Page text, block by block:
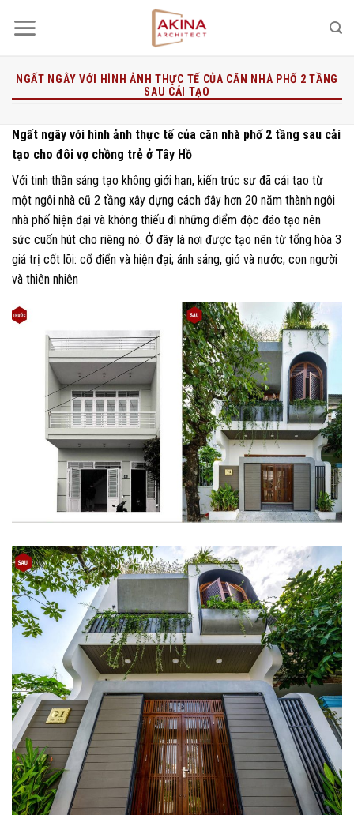
qua
NGẤT NGÂY VỚI HÌNH ẢNH THỰC TẾ CỦA CĂN NHÀ PHỐ 2 TẦNG
SAU CẢI TẠO
Ngất ngây với hình ảnh thực tế của căn nhà phố 2 tầng sau cải
tạo cho đôi vợ chồng trẻ ở Tây Hồ
Với tinh thần sáng tạo không giới hạn, kiến trúc sư đã cải tạo từ
một ngôi nhà cũ 2 tầng xây dựng cách đây hơn 20 năm thành ngôi
nhà phố hiện đại và không thiếu đi những điểm độc đáo tạo nên
sức cuốn hút cho riêng nó. Ở đây là nơi được tạo nên từ tổng hòa 3
giá trị cốt lõi: cổ điển và hiện đại; ánh sáng, gió và nước; con người
và thiên nhiên